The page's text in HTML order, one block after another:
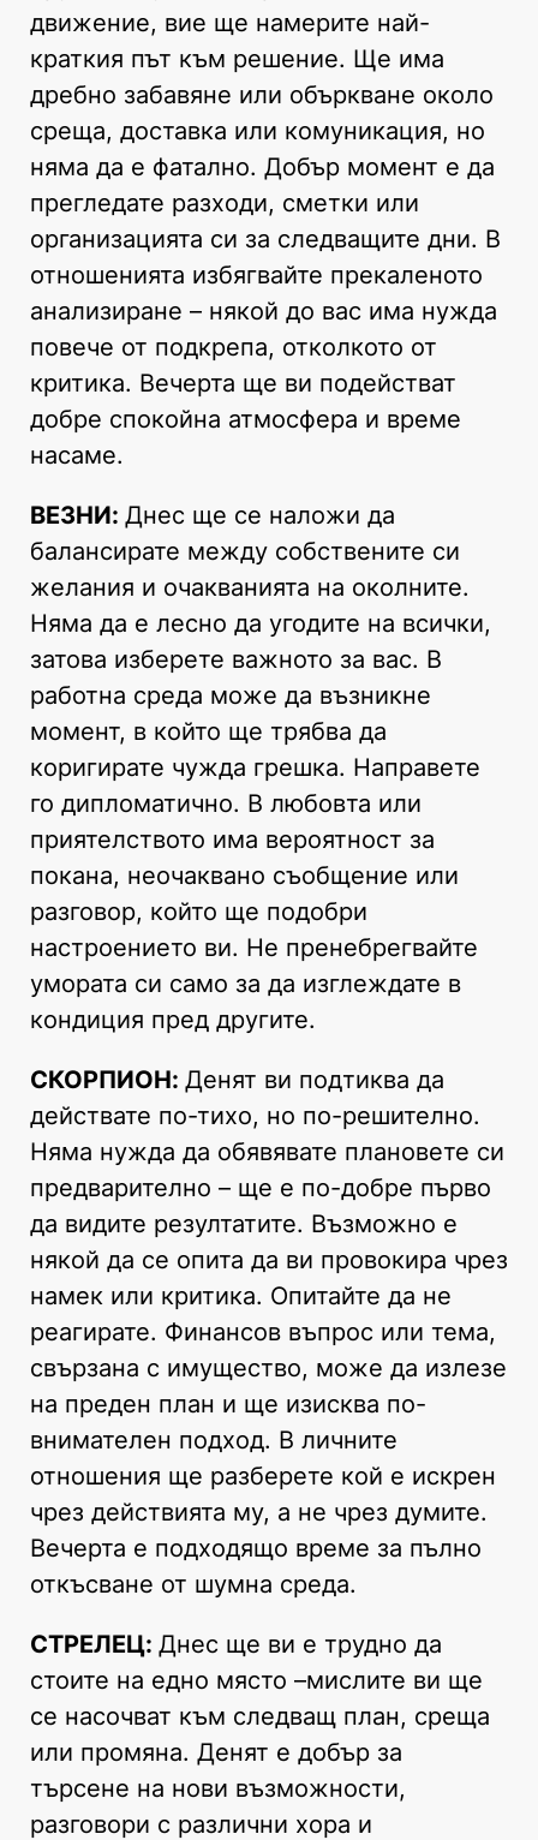
движение, вие ще намерите най-
краткия път към решение. Ще има
дребно забавяне или объркване около
среща, доставка или комуникация, но
няма да е фатално. Добър момент е да
прегледате разходи, сметки или
организацията си за следващите дни. В
отношенията избягвайте прекаленото
анализиране – някой до вас има нужда
повече от подкрепа, отколкото от
критика. Вечерта ще ви подействат
добре спокойна атмосфера и време
насаме.
ВЕЗНИ: Днес ще се наложи да
балансирате между собствените си
желания и очакванията на околните.
Няма да е лесно да угодите на всички,
затова изберете важното за вас. В
работна среда може да възникне
момент, в който ще трябва да
коригирате чужда грешка. Направете
го дипломатично. В любовта или
приятелството има вероятност за
покана, неочаквано съобщение или
разговор, който ще подобри
настроението ви. Не пренебрегвайте
умората си само за да изглеждате в
кондиция пред другите.
СКОРПИОН: Денят ви подтиква да
действате по-тихо, но по-решително.
Няма нужда да обявявате плановете си
предварително – ще е по-добре първо
да видите резултатите. Възможно е
някой да се опита да ви провокира чрез
намек или критика. Опитайте да не
реагирате. Финансов въпрос или тема,
свързана с имущество, може да излезе
на преден план и ще изисква по-
внимателен подход. В личните
отношения ще разберете кой е искрен
чрез действията му, а не чрез думите.
Вечерта е подходящо време за пълно
откъсване от шумна среда.
СТРЕЛЕЦ: Днес ще ви е трудно да
стоите на едно място –мислите ви ще
се насочват към следващ план, среща
или промяна. Денят е добър за
търсене на нови възможности,
разговори с различни хора и